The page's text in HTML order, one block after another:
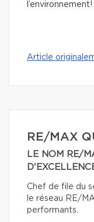
l’environnement!
Article
RE/MAX
LE NOM RE/
Chef de file du
le réseau RE/
performants.